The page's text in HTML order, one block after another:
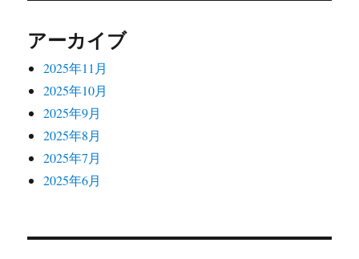
アーカイブ
2025年11月
2025年10月
2025年9月
2025年8月
2025年7月
2025年6月